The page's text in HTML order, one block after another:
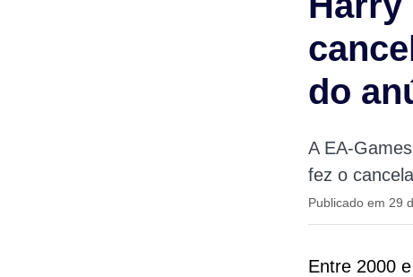
do
A EA-
fez o
Publicado em 29
Entre 2000